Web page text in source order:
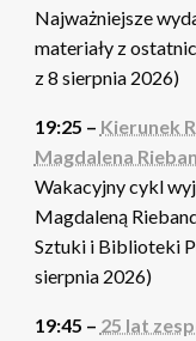
Najważniejsze
materiały z
z 8 sierpnia 2026)
19:25 – Kierunek
Magdalena
Wakacyjny cykl
Magdaleną
Sztuki i Biblioteki
sierpnia 2026)
19:45 – 25 lat